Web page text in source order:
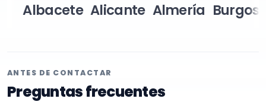
Albacete Alicante Almería Burgos
ANTES DE CONTACTAR
Preguntas frecuentes